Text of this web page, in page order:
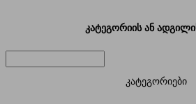
კატეგორიის ან
კატეგორიები